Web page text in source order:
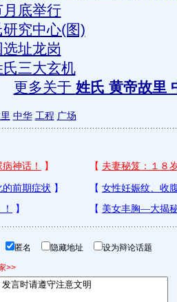
底举行
究中心(图)
址龙岗
三大玄机
更多关于 姓氏 黄帝故里
中华 工程 广场
匿名 隐藏地址 设为辩论话题
>>